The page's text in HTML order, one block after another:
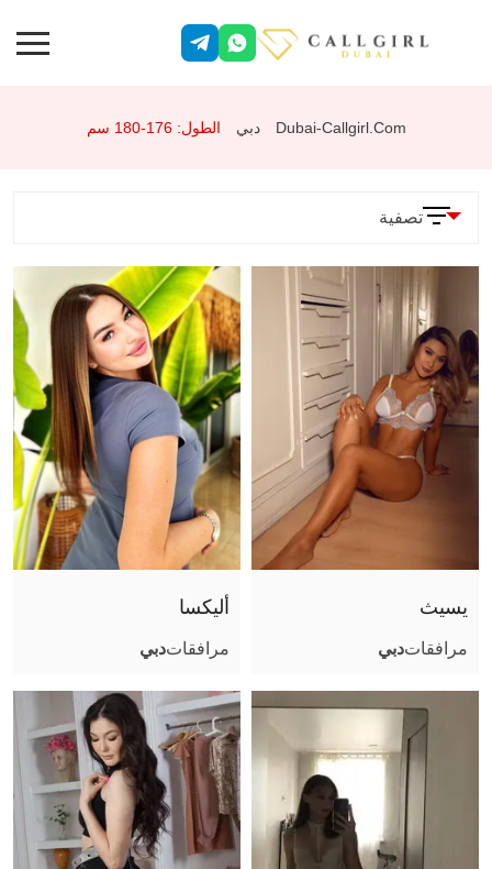
Dubai-Callgirl.com دبي الطول: 176-180 سم
يسيث
مرافقاتدبي
أليكسا
مرافقاتدبي
تصفية
المعلمات
الخدمات
وضعية 69
جنس شرجي
تقييد
صور عادية (أثناء اللقاء)
جنس تقليدي مهبلي
لحس مهبلي
مص عميق
سيطرة